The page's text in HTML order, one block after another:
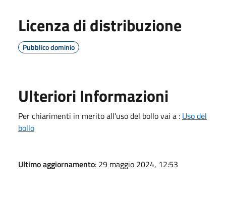
Licenza di distribuzione
Pubblico dominio
Ulteriori Informazioni
Per chiarimenti in merito all'uso del bollo vai a : Uso del
bollo
Ultimo aggiornamento: 29 maggio 2024, 12:53